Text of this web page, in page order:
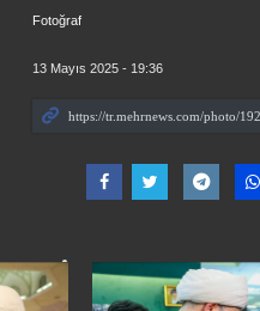
Fotoğraf
13 Mayıs 2025 - 19:36